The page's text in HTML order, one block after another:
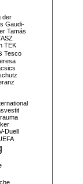
der
Gaudi-
Tamás
TEK
Tesco
Duell